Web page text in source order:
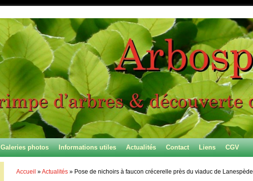
Galeries photos Informations utiles Actualités Contact Liens CGV
Accueil »Actualités » Pose de nichoirs à faucon crécerelle près du viaduc de Lanespède